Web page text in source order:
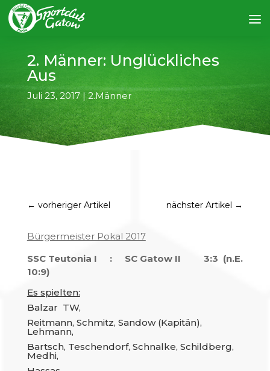
2. Männer: Unglückliches
Aus
Juli 23, 2017| 2.Männer
← vorheriger Artikel nächster Artikel →
Bürgermeister Pokal 2017
SSC Teutonia I : SC Gatow II 3:3 (n.E.
10:9)
Es spielten:
Balzar TW,
Reitmann, Schmitz, Sandow (Kapitän),
Lehmann,
Bartsch, Teschendorf, Schnalke, Schildberg,
Medhi,